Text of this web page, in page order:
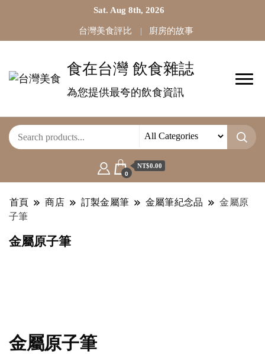
Sat. Aug 8th, 2026
台灣美食評比 廚房的故事
食在台灣 飲食雜誌
為您提供最夸的飲食資訊
0
NT$0.00
首頁 商店 訂製金屬筆 金屬筆紀念品
金屬原
子筆
金屬原子筆
金屬原子筆